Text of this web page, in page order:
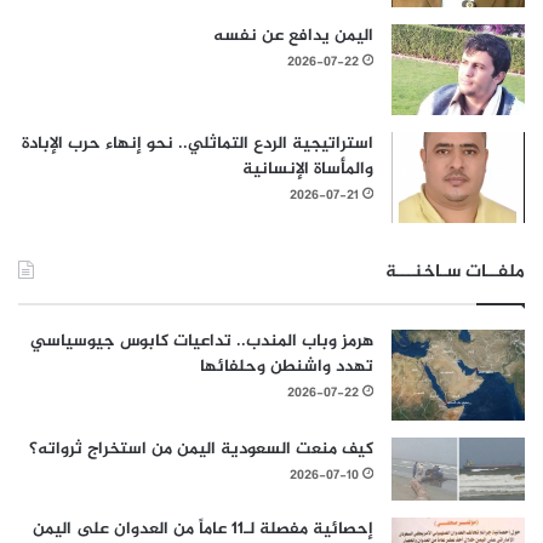
اليمن يدافع عن نفسه
2026-07-22
استراتيجية الردع التماثلي.. نحو إنهاء حرب الإبادة
والمأساة الإنسانية
2026-07-21
ملفــات سـاخنـــة
هرمز وباب المندب.. تداعيات كابوس جيوسياسي
تهدد واشنطن وحلفائها
2026-07-22
كيف منعت السعودية اليمن من استخراج ثرواته؟
2026-07-10
إحصائية مفصلة لـ11 عاماً من العدوان على اليمن